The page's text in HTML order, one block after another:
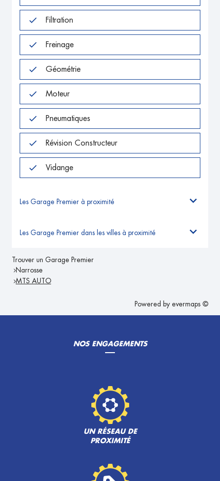
Filtration
Freinage
Géométrie
Moteur
Pneumatiques
Révision Constructeur
Vidange
Les Garage Premier à proximité
Les Garage Premier dans les villes à proximité
Trouver un Garage Premier
Narrosse
MTS AUTO
Powered by evermaps ©
NOS ENGAGEMENTS
UN RÉSEAU DE
PROXIMITÉ